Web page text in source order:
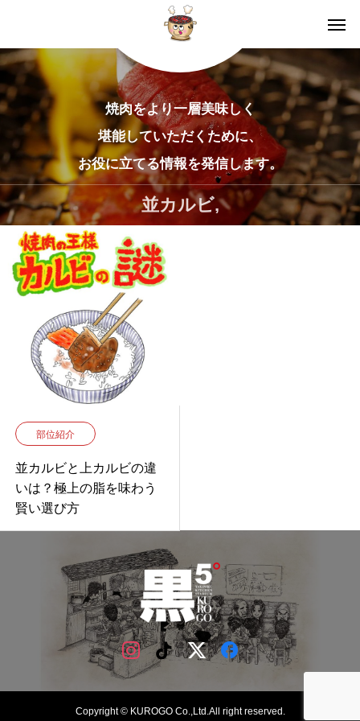
焼肉をより一層美味しく
堪能していただくために、
お役に立てる情報を発信します。
並カルビ,
部位紹介
並カルビと上カルビの違
いは？極上の脂を味わう
賢い選び方
Copyright © KUROGO Co.,Ltd.All right reserved.